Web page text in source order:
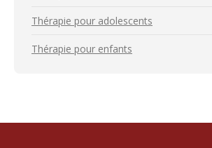
Thérapie pour adolescents
Thérapie pour enfants